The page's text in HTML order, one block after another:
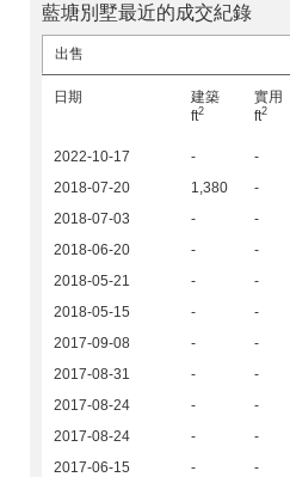
藍塘別墅最近的成交紀錄
出售
日期
建築
ft2
實用
ft2
2022-10-17 - -
2018-07-20
1,380 -
2018-07-03
- -
2018-06-20
- -
2018-05-21
- -
2018-05-15
- -
2017-09-08
- -
2017-08-31
- -
2017-08-24
- -
2017-08-24
- -
2017-06-15
- -